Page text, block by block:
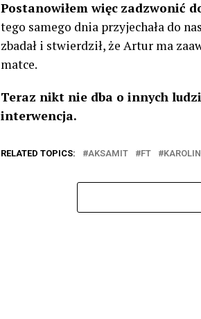
Postanowiłem więc zadzwonić
tego samego dnia przyjechała do
zbadał i stwierdził, że Artur ma
matce.
Teraz nikt nie dba o innych
interwencja.
RELATED TOPICS: AKSAMIT FT